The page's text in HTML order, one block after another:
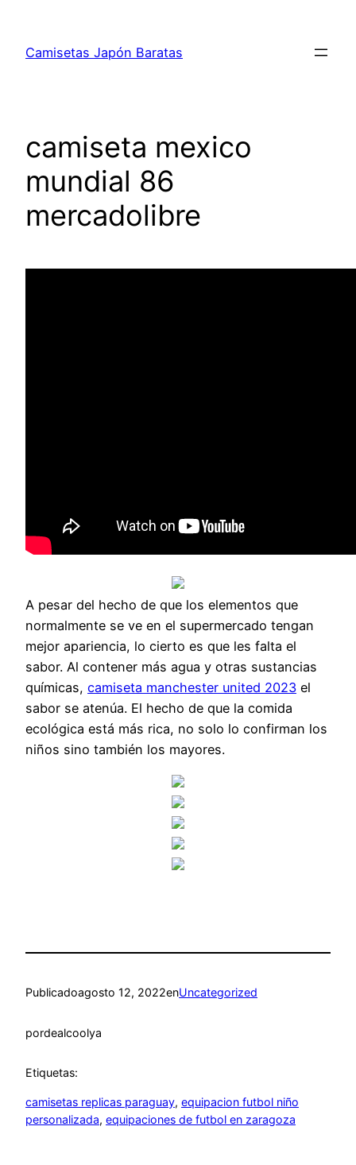
contenido
Camisetas Japón Baratas
camiseta mexico
mundial 86
mercadolibre
A pesar del hecho de que los elementos que
normalmente se ve en el supermercado tengan
mejor apariencia, lo cierto es que les falta el
sabor. Al contener más agua y otras sustancias
químicas, camiseta manchester united 2023 el
sabor se atenúa. El hecho de que la comida
ecológica está más rica, no solo lo confirman los
niños sino también los mayores.
Publicadoagosto 12, 2022enUncategorized
pordealcoolya
Etiquetas:
camisetas replicas paraguay, equipacion futbol niño
personalizada, equipaciones de futbol en zaragoza